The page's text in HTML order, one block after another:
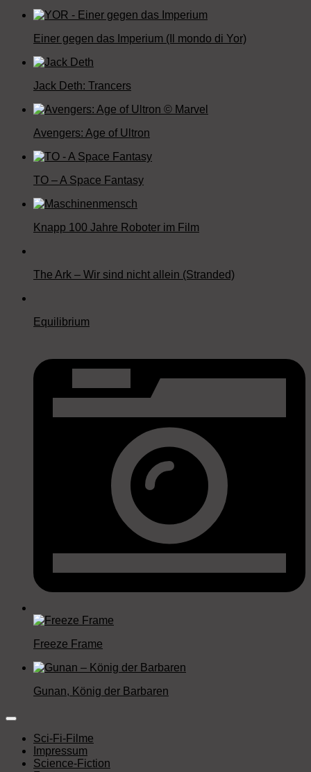
Einer gegen das Imperium (Il mondo di Yor)
Jack Deth: Trancers
Avengers: Age of Ultron
TO – A Space Fantasy
Knapp 100 Jahre Roboter im Film
The Ark – Wir sind nicht allein (Stranded)
Equilibrium
Freeze Frame
Gunan, König der Barbaren
Sci-Fi-Filme
Impressum
Science-Fiction